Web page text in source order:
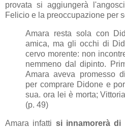
provata si aggiungerà
Felicio e la preoccupazione per
Amara resta sola con
amica, ma gli occhi di
cervo morente: non
nemmeno dal dipinto.
Amara aveva promesso
per comprare Didone e
sua. ora lei è morta;
(p. 49)
Amara infatti si innamorerà di